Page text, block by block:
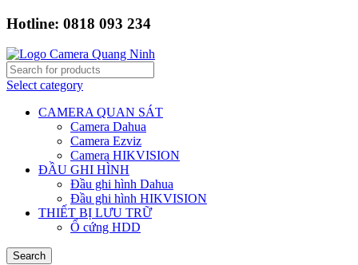
Hotline: 0818 093 234
Select category
CAMERA QUAN SÁT
Camera Dahua
Camera Ezviz
Camera HIKVISION
ĐẦU GHI HÌNH
Đầu ghi hình Dahua
Đầu ghi hình HIKVISION
THIẾT BỊ LƯU TRỮ
Ổ cứng HDD
Search